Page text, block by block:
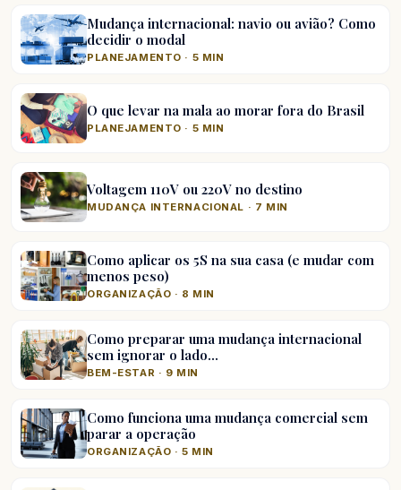
Mudança internacional: navio ou avião? Como
decidir o modal
PLANEJAMENTO · 5 MIN
O que levar na mala ao morar fora do Brasil
PLANEJAMENTO · 5 MIN
Voltagem 110V ou 220V no destino
MUDANÇA INTERNACIONAL · 7 MIN
Como aplicar os 5S na sua casa (e mudar com
menos peso)
ORGANIZAÇÃO · 8 MIN
Como preparar uma mudança internacional
sem ignorar o lado…
BEM-ESTAR · 9 MIN
Como funciona uma mudança comercial sem
parar a operação
ORGANIZAÇÃO · 5 MIN